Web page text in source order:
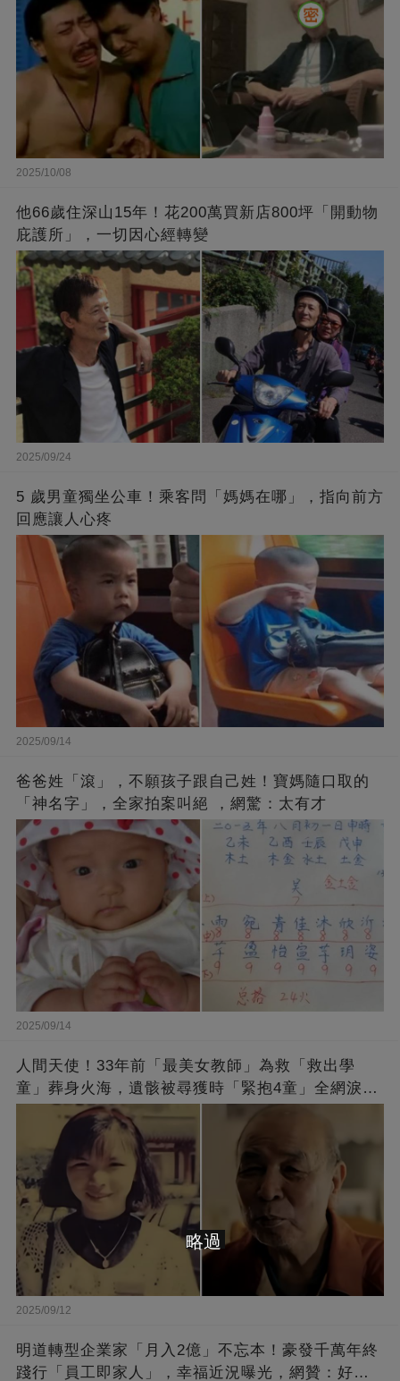
2025/10/08
他66歲住深山15年！花200萬買新店800坪「開動物
庇護所」，一切因心經轉變
2025/09/24
5 歲男童獨坐公車！乘客問「媽媽在哪」，指向前方
回應讓人心疼
2025/09/14
爸爸姓「滾」，不願孩子跟自己姓！寶媽隨口取的
「神名字」，全家拍案叫絕 ，網驚：太有才
2025/09/14
人間天使！33年前「最美女教師」為救「救出學
童」葬身火海，遺骸被尋獲時「緊抱4童」全網淚
崩：真正的英雄不該被遺忘
2025/09/12
明道轉型企業家「月入2億」不忘本！豪發千萬年終
踐行「員工即家人」，幸福近況曝光，網贊：好老
略過